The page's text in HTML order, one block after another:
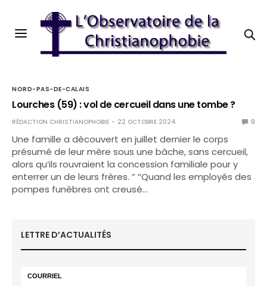
NORD-PAS-DE-CALAIS
Lourches (59) : vol de cercueil dans une tombe ?
RÉDACTION CHRISTIANOPHOBIE 22 OCTOBRE 2024 0
Une famille a découvert en juillet dernier le corps
présumé de leur mère sous une bâche, sans cercueil,
alors qu’ils rouvraient la concession familiale pour y
enterrer un de leurs frères. ” “Quand les employés des
pompes funèbres ont creusé…
LETTRE D’ACTUALITÉS
COURRIEL